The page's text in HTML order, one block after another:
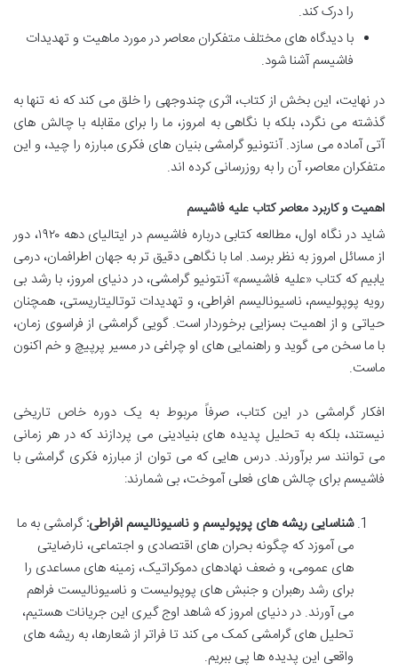
را درک کند.
با دیدگاه های مختلف متفکران معاصر در مورد ماهیت و تهدیدات
فاشیسم آشنا شود.
در نهایت، این بخش از کتاب، اثری چندوجهی را خلق می کند که نه تنها به
گذشته می نگرد، بلکه با نگاهی به امروز، ما را برای مقابله با چالش های
آتی آماده می سازد. آنتونیو گرامشی بنیان های فکری مبارزه را چید، و این
متفکران معاصر، آن را به روزرسانی کرده اند.
اهمیت و کاربرد معاصر کتاب علیه فاشیسم
شاید در نگاه اول، مطالعه کتابی درباره فاشیسم در ایتالیای دهه ۱۹۲۰، دور
از مسائل امروز به نظر برسد. اما با نگاهی دقیق تر به جهان اطرافمان، درمی
یابیم که کتاب «علیه فاشیسم» آنتونیو گرامشی، در دنیای امروز، با رشد بی
رویه پوپولیسم، ناسیونالیسم افراطی، و تهدیدات توتالیتاریستی، همچنان
حیاتی و از اهمیت بسزایی برخوردار است. گویی گرامشی از فراسوی زمان،
با ما سخن می گوید و راهنمایی های او چراغی در مسیر پرپیچ و خم اکنون
ماست.
افکار گرامشی در این کتاب، صرفاً مربوط به یک دوره خاص تاریخی
نیستند، بلکه به تحلیل پدیده های بنیادینی می پردازند که در هر زمانی
می توانند سر برآورند. درس هایی که می توان از مبارزه فکری گرامشی با
فاشیسم برای چالش های فعلی آموخت، بی شمارند:
شناسایی ریشه های پوپولیسم و ناسیونالیسم افراطی:گرامشی به ما
می آموزد که چگونه بحران های اقتصادی و اجتماعی، نارضایتی
های عمومی، و ضعف نهادهای دموکراتیک، زمینه های مساعدی را
برای رشد رهبران و جنبش های پوپولیست و ناسیونالیست فراهم
می آورند. در دنیای امروز که شاهد اوج گیری این جریانات هستیم،
تحلیل های گرامشی کمک می کند تا فراتر از شعارها، به ریشه های
واقعی این پدیده ها پی ببریم.